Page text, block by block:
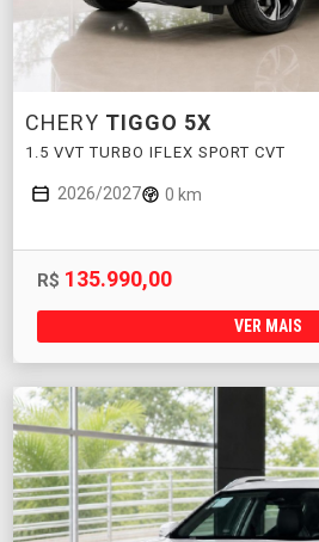
CHERY TIGGO 5X
1.5 VVT TURBO IFLEX SPORT CVT
2026/2027 0 km
R$ 135.990,00
VER MAIS